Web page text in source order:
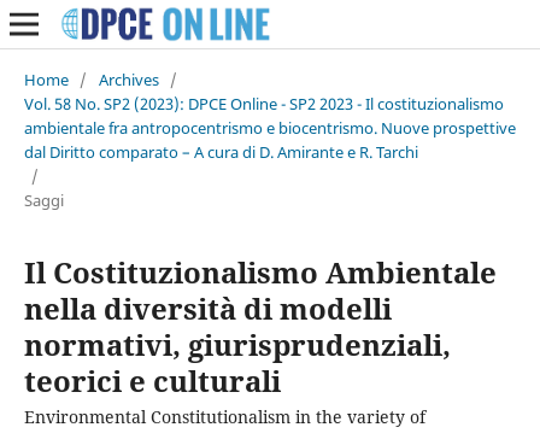
Home / Archives /
Vol. 58 No. SP2 (2023): DPCE Online - SP2 2023 - Il costituzionalismo
ambientale fra antropocentrismo e biocentrismo. Nuove prospettive
dal Diritto comparato – A cura di D. Amirante e R. Tarchi
/
Saggi
Il Costituzionalismo Ambientale
nella diversità di modelli
normativi, giurisprudenziali,
teorici e culturali
Environmental Constitutionalism in the variety of